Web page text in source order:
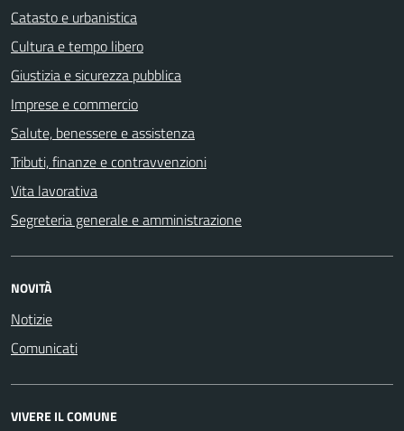
Catasto e urbanistica
Cultura e tempo libero
Giustizia e sicurezza pubblica
Imprese e commercio
Salute, benessere e assistenza
Tributi, finanze e contravvenzioni
Vita lavorativa
Segreteria generale e amministrazione
NOVITÀ
Notizie
Comunicati
VIVERE IL COMUNE